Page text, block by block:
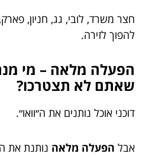
חצר משרד, לובי, גג, חניון,
להפוך לזירה.
הפעלה מלאה – מי
שאתם לא תצטרכו?
דוכני אוכל נותנים את ה״וואו״.
אבל הפעלה מלאה נותנת את